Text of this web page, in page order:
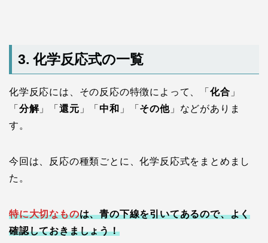
3. 化学反応式の一覧
化学反応には、その反応の特徴によって、「 化合 」
「 分解」「還元 」「中和 」「 その他」などがありま
す。
今回は、反応の種類ごとに、化学反応式をまとめまし
た。
特に大切なものは、青の下線を引いてあるので、よく
確認しておきましょう！